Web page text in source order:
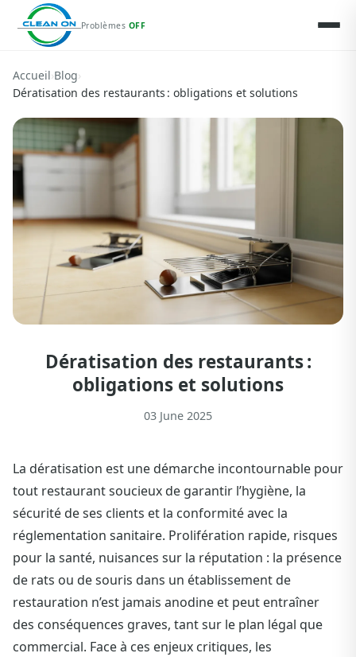
Problèmes OFF
Accueil›Blog›
Dératisation des restaurants : obligations et solutions
Dératisation des restaurants :
obligations et solutions
03 June 2025
La dératisation est une démarche incontournable pour
tout restaurant soucieux de garantir l’hygiène, la
sécurité de ses clients et la conformité avec la
réglementation sanitaire. Prolifération rapide, risques
pour la santé, nuisances sur la réputation : la présence
de rats ou de souris dans un établissement de
restauration n’est jamais anodine et peut entraîner
des conséquences graves, tant sur le plan légal que
commercial. Face à ces enjeux critiques, les